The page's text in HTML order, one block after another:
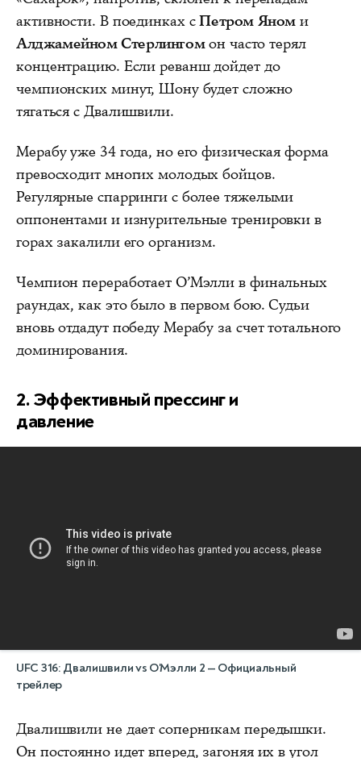
активности. В поединках сПетром Яном и
Алджамейном Стерлингомон часто терял
концентрацию. Если реванш дойдет до
чемпионских минут, Шону будет сложно
тягаться с Двалишвили.
Мерабу уже 34 года, но его физическая форма
превосходит многих молодых бойцов.
Регулярные спарринги с более тяжелыми
оппонентами и изнурительные тренировки в
горах закалили его организм.
Чемпион переработает О’Мэлли в финальных
раундах, как это было в первом бою. Судьи
вновь отдадут победу Мерабу за счет тотального
доминирования.
2. Эффективный прессинг и
давление
UFC 316: Двалишвили vs О'Мэлли 2 — Официальный
трейлер
Двалишвили не дает соперникам передышки.
Он постоянно идет вперед, загоняя их в угол